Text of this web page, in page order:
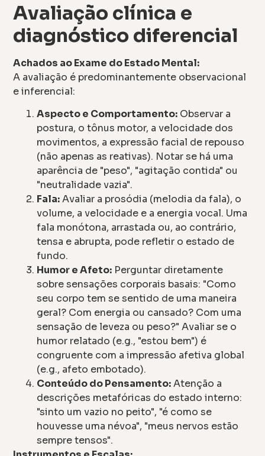
Avaliação clínica e
diagnóstico diferencial
Achados ao Exame do Estado Mental:
A avaliação é predominantemente observacional
e inferencial:
Aspecto e Comportamento: Observar a
postura, o tônus motor, a velocidade dos
movimentos, a expressão facial de repouso
(não apenas as reativas). Notar se há uma
aparência de "peso", "agitação contida" ou
"neutralidade vazia".
Fala:Avaliar a prosódia (melodia da fala), o
volume, a velocidade e a energia vocal. Uma
fala monótona, arrastada ou, ao contrário,
tensa e abrupta, pode refletir o estado de
fundo.
Humor e Afeto: Perguntar diretamente
sobre sensações corporais basais: "Como
seu corpo tem se sentido de uma maneira
geral? Com energia ou cansado? Com uma
sensação de leveza ou peso?" Avaliar se o
humor relatado (e.g., "estou bem") é
congruente com a impressão afetiva global
(e.g., afeto embotado).
Conteúdo do Pensamento:Atenção a
descrições metafóricas do estado interno:
"sinto um vazio no peito", "é como se
houvesse uma névoa", "meus nervos estão
sempre tensos".